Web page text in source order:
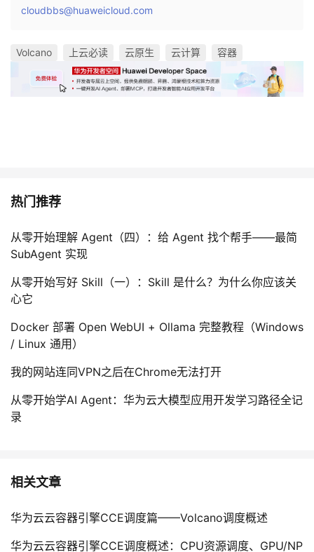
cloudbbs@huaweicloud.com
Volcano 上云必读 云原生 云计算 容器
热门推荐
从零开始理解 Agent（四）：给 Agent 找个帮手——最简
SubAgent 实现
从零开始写好 Skill（一）：Skill 是什么？为什么你应该关
心它
Docker 部署 Open WebUI + Ollama 完整教程（Windows
/ Linux 通用）
我的网站连同VPN之后在Chrome无法打开
从零开始学AI Agent：华为云大模型应用开发学习路径全记
录
相关文章
华为云云容器引擎CCE调度篇——Volcano调度概述
华为云云容器引擎CCE调度概述：CPU资源调度、GPU/NP